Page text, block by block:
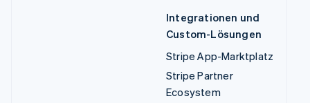
Integrationen und
Custom-Lösungen
Stripe App-Marktplatz
Stripe Partner
Ecosystem